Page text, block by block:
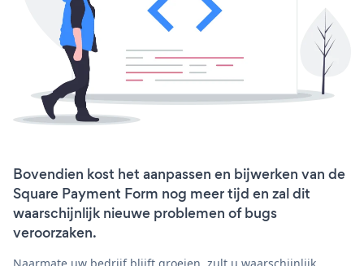
Bovendien kost het aanpassen en bijwerken van de
Square Payment Form nog meer tijd en zal dit
waarschijnlijk nieuwe problemen of bugs
veroorzaken.